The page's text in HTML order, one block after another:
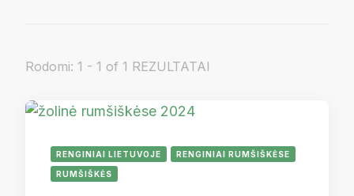
Rodomi: 1 - 1 of 1 REZULTATAI
RENGINIAI LIETUVOJE RENGINIAI RUMŠIŠKĖSE
RUMŠIŠKĖS